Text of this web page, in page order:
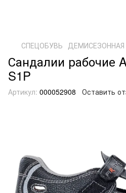
СПЕЦОБУВЬ ДЕМИСЕЗОННАЯ
Сандалии рабочие
S1P
Артикул: 000052908 Оставить